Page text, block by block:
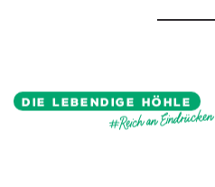
DIE LEBENDIGE HÖHLE
#Reich an Eindrücken